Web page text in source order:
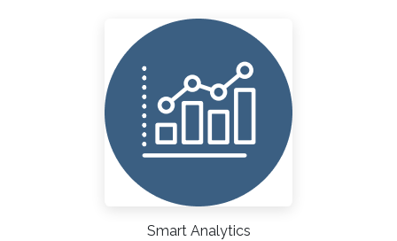
Smart Analytics